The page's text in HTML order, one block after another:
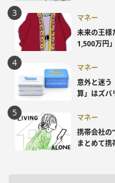
マネー
未来の王様
1,500万円」
マネー
意外と迷
算」はズバ
マネー
携帯会社の
まとめて携